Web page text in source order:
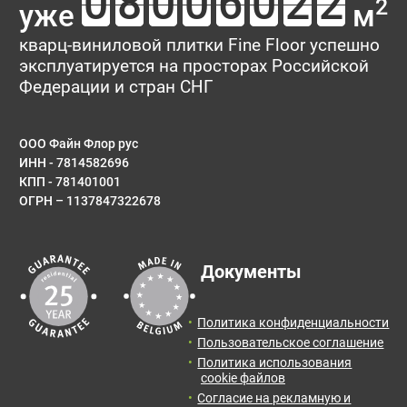
Тип укладки
Количество:
упак.
Итоговая
площадь:
0м2
Цена от:
Отправить заявку с расчетом менеджеру для
получения информации и оформления заказа.
делитесь опытом!
Рейтинг:
E-mail
Сообщение
уже м2
кварц-виниловой плитки Fine Floor успешно
эксплуатируется на просторах Российской
Федерации и стран СНГ
ООО Файн Флор рус
ИНН - 7814582696
КПП - 781401001
ОГРН – 1137847322678
Документы
Политика конфиденциальности
Пользовательское соглашение
Политика использования
cookie файлов
Согласие на рекламную и